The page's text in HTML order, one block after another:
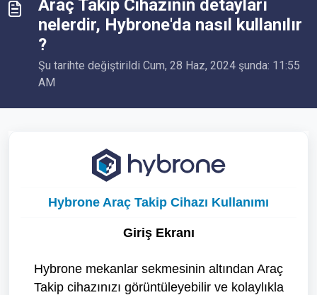
Araç Takip Cihazının detayları
nelerdir, Hybrone'da nasıl kullanılır
?
Şu tarihte değiştirildi Cum, 28 Haz, 2024 şunda: 11:55
AM
Hybrone Araç Takip Cihazı Kullanımı
Giriş Ekranı
Hybrone mekanlar sekmesinin altından Araç
Takip cihazınızı görüntüleyebilir ve kolaylıkla